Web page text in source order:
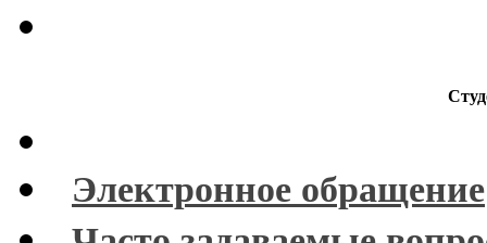
Электронное обращение